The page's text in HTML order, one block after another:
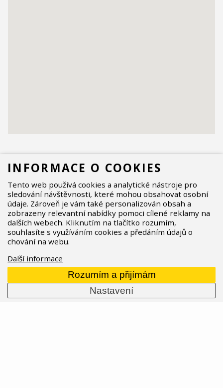
PODOBNÉ ČLÁNKY
INFORMACE O COOKIES
Tento web používá cookies a analytické nástroje pro
sledování návštěvnosti, které mohou obsahovat osobní
údaje. Zároveň je vám také personalizován obsah a
zobrazeny relevantní nabídky pomoci cílené reklamy na
dalších webech. Kliknutím na tlačítko rozumím,
souhlasíte s využíváním cookies a předáním údajů o
chování na webu.
Další informace
Rozumím a přijímám
Nastavení